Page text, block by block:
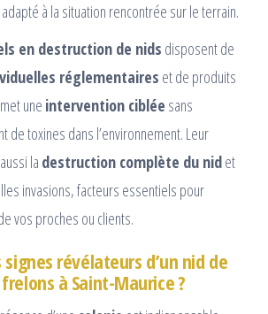
à la situation rencontrée sur le terrain.
en destruction de nids disposent de
réglementaires et de produits
une intervention ciblée sans
de toxines dans l’environnement. Leur
la destruction complète du nidet
invasions, facteurs essentiels pour
vos proches ou clients.
révélateurs d’un nid de
à Saint-Maurice ?